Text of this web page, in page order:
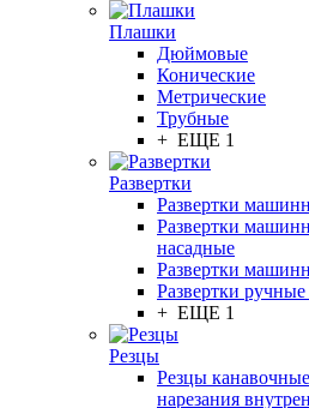
Плашки
Дюймовые
Конические
Метрические
Трубные
+ ЕЩЕ 1
Развертки
Развертки
Развертки
насадные
Развертки
Развертки
+ ЕЩЕ 1
Резцы
Резцы
нарезания